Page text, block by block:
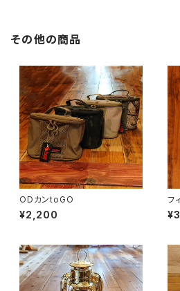
その他の商品
ODカンtoGO
¥2,200
フ
板